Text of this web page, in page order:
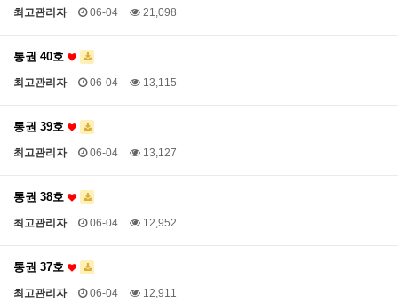
최고관리자 06-04 21,098
통권 40호
최고관리자 06-04 13,115
통권 39호
최고관리자 06-04 13,127
통권 38호
최고관리자 06-04 12,952
통권 37호
최고관리자 06-04 12,911